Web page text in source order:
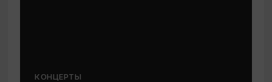
КОНЦЕРТЫ